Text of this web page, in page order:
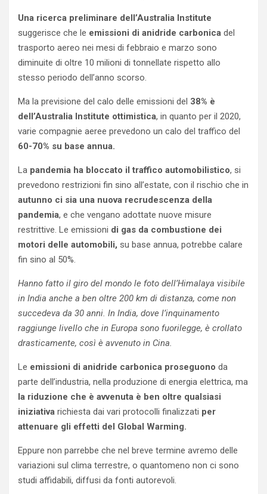
Una ricerca preliminare dell’Australia Institute
suggerisce che le emissioni di anidride carbonica del
trasporto aereo nei mesi di febbraio e marzo sono
diminuite di oltre 10 milioni di tonnellate rispetto allo
stesso periodo dell’anno scorso.
Ma la previsione del calo delle emissioni del 38% è
dell’Australia Institute ottimistica, in quanto per il 2020,
varie compagnie aeree prevedono un calo del traffico del
60-70% su base annua.
La pandemia ha bloccato il traffico automobilistico, si
prevedono restrizioni fin sino all’estate, con il rischio che in
autunno ci sia una nuova recrudescenza della
pandemia, e che vengano adottate nuove misure
restrittive. Le emissioni di gas da combustione dei
motori delle automobili, su base annua, potrebbe calare
fin sino al 50%.
Hanno fatto il giro del mondo le foto dell’Himalaya visibile
in India anche a ben oltre 200 km di distanza, come non
succedeva da 30 anni. In India, dove l’inquinamento
raggiunge livello che in Europa sono fuorilegge, è crollato
drasticamente, così è avvenuto in Cina.
Le emissioni di anidride carbonica proseguono da
parte dell’industria, nella produzione di energia elettrica, ma
la riduzione che è avvenuta è ben oltre qualsiasi
iniziativa richiesta dai vari protocolli finalizzati per
attenuare gli effetti del Global Warming.
Eppure non parrebbe che nel breve termine avremo delle
variazioni sul clima terrestre, o quantomeno non ci sono
studi affidabili, diffusi da fonti autorevoli.